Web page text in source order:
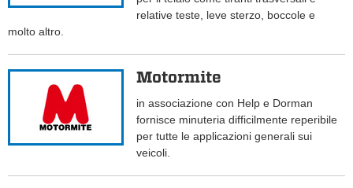
relative teste, leve sterzo, boccole e
molto altro.
Motormite
in associazione con Help e Dorman
fornisce minuteria difficilmente reperibile
per tutte le applicazioni generali sui
veicoli.